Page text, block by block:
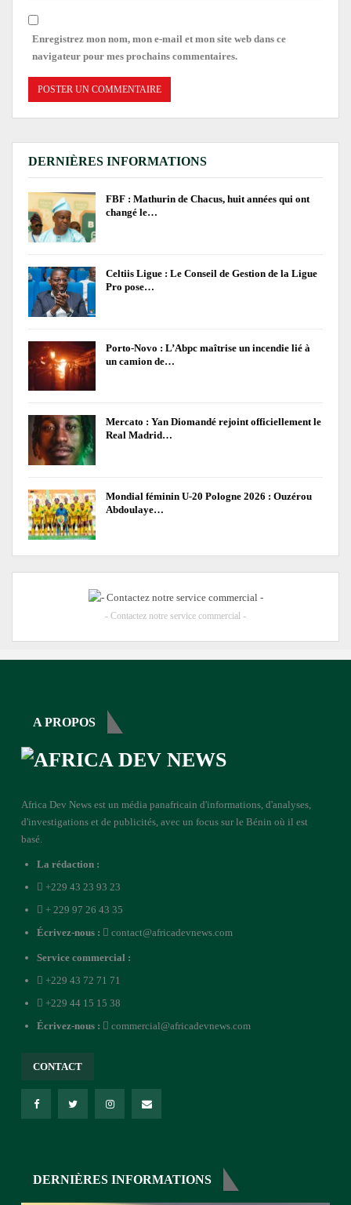
Enregistrez mon nom, mon e-mail et mon site web dans ce
navigateur pour mes prochains commentaires.
DERNIÈRES INFORMATIONS
FBF : Mathurin de Chacus, huit années qui ont
changé le…
Celtiis Ligue : Le Conseil de Gestion de la Ligue
Pro pose…
Porto-Novo : L’Abpc maîtrise un incendie lié à
un camion de…
Mercato : Yan Diomandé rejoint officiellement le
Real Madrid…
Mondial féminin U-20 Pologne 2026 : Ouzérou
Abdoulaye…
- Contactez notre service commercial -
A PROPOS
Africa Dev News est un média panafricain d'informations, d'analyses,
d'investigations et de publicités, avec un focus sur le Bénin où il est
basé.
La rédaction :
+229 43 23 93 23
+ 229 97 26 43 35
Écrivez-nous :
contact@africadevnews.com
Service commercial :
+229 43 72 71 71
+229 44 15 15 38
Écrivez-nous :
commercial@africadevnews.com
CONTACT
DERNIÈRES INFORMATIONS